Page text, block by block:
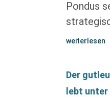
Pondus
weiterlesen
Der
lebt